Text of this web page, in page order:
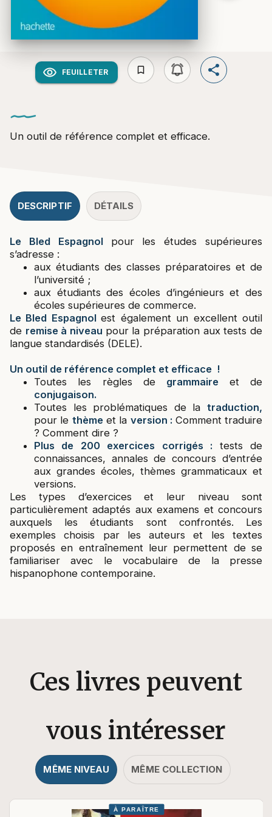
FEUILLETER bookmark_border
Un outil de référence complet et efficace.
DESCRIPTIF DÉTAILS
Le Bled Espagnol pour les études supérieures
s’adresse :
aux étudiants des classes préparatoires et de
l’université ;
aux étudiants des écoles d’ingénieurs et des
écoles supérieures de commerce.
Le Bled Espagnolest également un excellent outil
de remise à niveau pour la préparation aux tests de
langue standardisés (DELE).
Un outil de référence complet et efficace !
Toutes les règles de grammaire et de
conjugaison.
Toutes les problématiques de la traduction,
pour le thème et la version : Comment traduire
? Comment dire ?
Plus de 200 exercices corrigés : tests de
connaissances, annales de concours d’entrée
aux grandes écoles, thèmes grammaticaux et
versions.
Les types d’exercices et leur niveau sont
particulièrement adaptés aux examens et concours
auxquels les étudiants sont confrontés. Les
exemples choisis par les auteurs et les textes
proposés en entraînement leur permettent de se
familiariser avec le vocabulaire de la presse
hispanophone contemporaine.
Ces livres peuvent
vous intéresser
MÊME NIVEAU MÊME COLLECTION
À PARAÎTRE